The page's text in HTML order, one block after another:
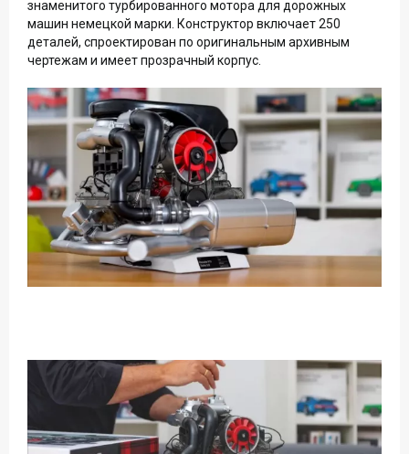
знаменитого турбированного мотора для дорожных
машин немецкой марки. Конструктор включает 250
деталей, спроектирован по оригинальным архивным
чертежам и имеет прозрачный корпус.